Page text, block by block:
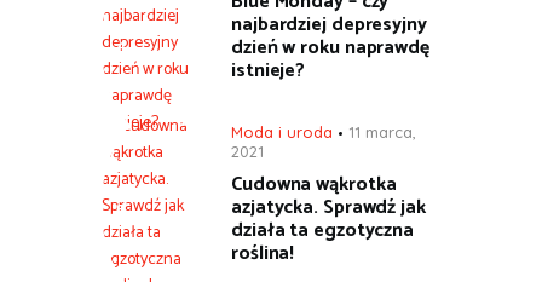
najbardziej depresyjny
dzień w roku naprawdę
istnieje?
Moda i uroda
11 marca,
2021
Cudowna wąkrotka
azjatycka. Sprawdź jak
działa ta egzotyczna
roślina!